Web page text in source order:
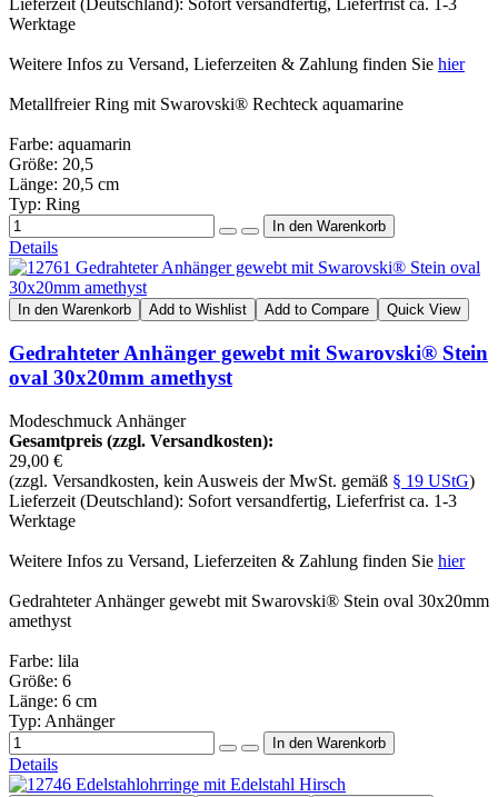
Werktage
Weitere Infos zu Versand, Lieferzeiten & Zahlung finden Sie hier
Metallfreier Ring mit Swarovski® Rechteck aquamarine
Farbe: aquamarin
Größe: 20,5
Länge: 20,5 cm
Typ: Ring
Details
In den Warenkorb Add to Wishlist Add to Compare Quick View
Gedrahteter Anhänger gewebt mit Swarovski® Stein
oval 30x20mm amethyst
Modeschmuck Anhänger
Gesamtpreis (zzgl. Versandkosten):
29,00 €
(zzgl. Versandkosten, kein Ausweis der MwSt. gemäß § 19 UStG)
Lieferzeit (Deutschland): Sofort versandfertig, Lieferfrist ca. 1-3
Werktage
Weitere Infos zu Versand, Lieferzeiten & Zahlung finden Sie hier
Gedrahteter Anhänger gewebt mit Swarovski® Stein oval 30x20mm
amethyst
Farbe: lila
Größe: 6
Länge: 6 cm
Typ: Anhänger
Details